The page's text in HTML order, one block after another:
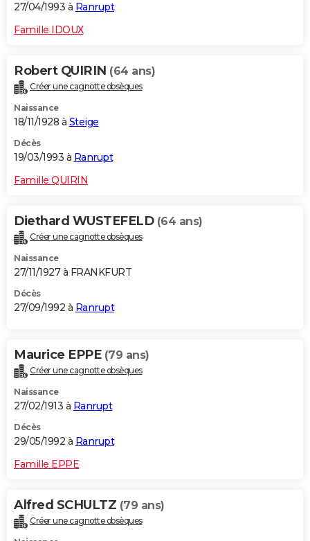
27/04/1993 à Ranrupt
Famille IDOUX
Robert QUIRIN (64 ans)
Créer une cagnotte obsèques
Naissance
18/11/1928 à Steige
Décès
19/03/1993 à Ranrupt
Famille QUIRIN
Diethard WUSTEFELD (64 ans)
Créer une cagnotte obsèques
Naissance
27/11/1927 à FRANKFURT
Décès
27/09/1992 à Ranrupt
Maurice EPPE (79 ans)
Créer une cagnotte obsèques
Naissance
27/02/1913 à Ranrupt
Décès
29/05/1992 à Ranrupt
Famille EPPE
Alfred SCHULTZ (79 ans)
Créer une cagnotte obsèques